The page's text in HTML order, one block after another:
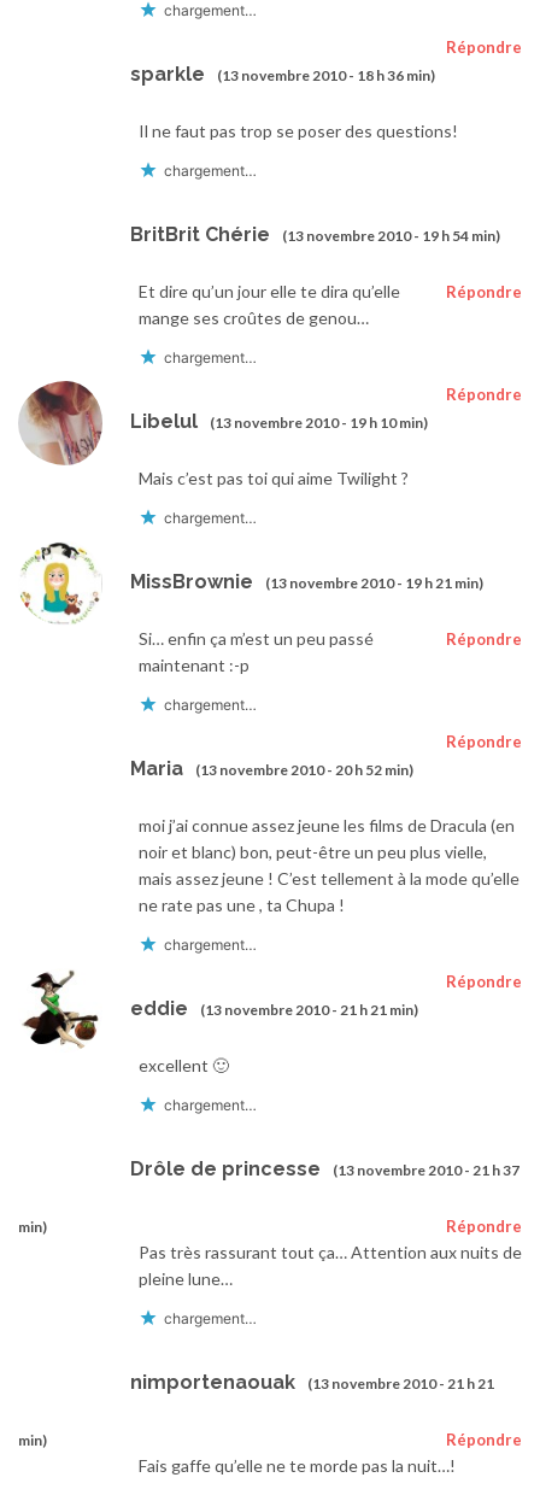
chargement…
sparkle (13 novembre 2010 - 18 h 36 min)
Répondre
Il ne faut pas trop se poser des questions!
chargement…
BritBrit Chérie (13 novembre 2010 - 19 h 54 min)
Répondre
Et dire qu’un jour elle te dira qu’elle
mange ses croûtes de genou…
chargement…
Libelul (13 novembre 2010 - 19 h 10 min)
Répondre
Mais c’est pas toi qui aime Twilight ?
chargement…
MissBrownie (13 novembre 2010 - 19 h 21 min)
Répondre
Si… enfin ça m’est un peu passé
maintenant :-p
chargement…
Maria (13 novembre 2010 - 20 h 52 min)
Répondre
moi j’ai connue assez jeune les films de Dracula (en
noir et blanc) bon, peut-être un peu plus vielle,
mais assez jeune ! C’est tellement à la mode qu’elle
ne rate pas une , ta Chupa !
chargement…
eddie (13 novembre 2010 - 21 h 21 min)
Répondre
excellent 🙂
chargement…
Drôle de princesse (13 novembre 2010 - 21 h 37
min) Répondre
Pas très rassurant tout ça… Attention aux nuits de
pleine lune…
chargement…
nimportenaouak (13 novembre 2010 - 21 h 21
min) Répondre
Fais gaffe qu’elle ne te morde pas la nuit…!